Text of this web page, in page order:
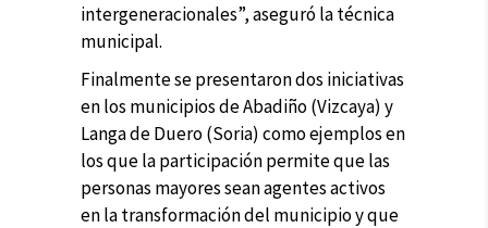
intergeneracionales”, aseguró la técnica
municipal.
Finalmente se presentaron dos iniciativas
en los municipios de Abadiño (Vizcaya) y
Langa de Duero (Soria) como ejemplos en
los que la participación permite que las
personas mayores sean agentes activos
en la transformación del municipio y que